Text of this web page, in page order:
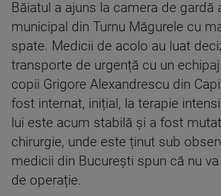
Băiatul a ajuns la camera de gardă
municipal din Turnu Măgurele cu
spate. Medicii de acolo au luat
transporte de urgență cu un
copii Grigore Alexandrescu din
fost internat, inițial, la terapie
lui este acum stabilă și a fost
chirurgie, unde este ținut sub
medicii din București spun că nu
de operație.